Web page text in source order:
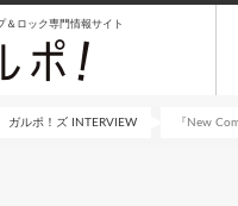
＆ロック専門情報サイト
ガルポ！ズ INTERVIEW 『New